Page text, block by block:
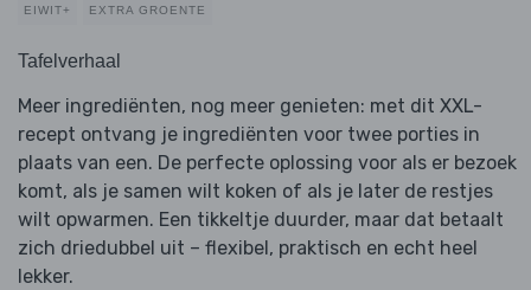
EIWIT+ EXTRA GROENTE
Tafelverhaal
Meer ingrediënten, nog meer genieten: met dit XXL-
recept ontvang je ingrediënten voor twee porties in
plaats van een. De perfecte oplossing voor als er bezoek
komt, als je samen wilt koken of als je later de restjes
wilt opwarmen. Een tikkeltje duurder, maar dat betaalt
zich driedubbel uit – flexibel, praktisch en echt heel
lekker.